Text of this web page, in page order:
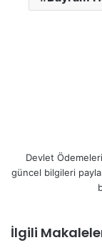
Devlet
güncel bilgileri
İlgili